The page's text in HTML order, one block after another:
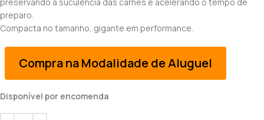
preparo.
Compacta no tamanho, gigante em performance.
Compra na Modalidade de Aluguel
Disponível por encomenda